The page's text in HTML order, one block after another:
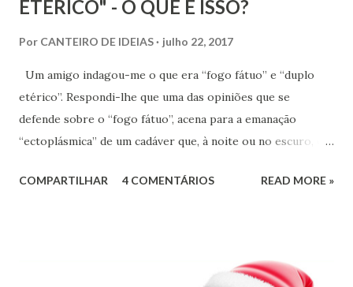
ETÉRICO" - O QUE É ISSO?
Por CANTEIRO DE IDEIAS julho 22, 2017
Um amigo indagou-me o que era “fogo fátuo” e “duplo
etérico”. Respondi-lhe que uma das opiniões que se
defende sobre o “fogo fátuo”, acena para a emanação
“ectoplásmica” de um cadáver que, à noite ou no escuro, é
fósforo “ectoplásmico” em presença do oxigênio
como uma fosforescência produzida por emanações de
COMPARTILHAR 4 COMENTÁRIOS READ MORE »